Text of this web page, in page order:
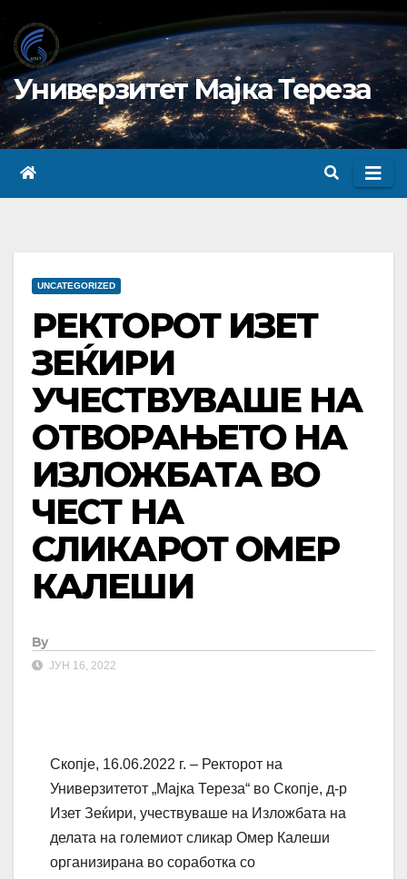
to
content
Универзитет Мајка Тереза
UNCATEGORIZED
РЕКТОРОТ ИЗЕТ
ЗЕЌИРИ
УЧЕСТВУВАШЕ НА
ОТВОРАЊЕТО НА
ИЗЛОЖБАТА ВО
ЧЕСТ НА
СЛИКАРОТ ОМЕР
КАЛЕШИ
By
ЈУН 16, 2022
Скопје, 16.06.2022 г. – Ректорот на
Универзитетот „Мајка Тереза“ во Скопје, д-р
Изет Зеќири, учествуваше на Изложбата на
делата на големиот сликар Омер Калеши
организирана во соработка со